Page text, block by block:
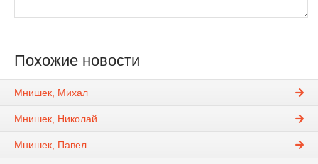
Похожие новости
Мнишек, Михал
Мнишек, Николай
Мнишек, Павел